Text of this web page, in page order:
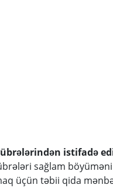
istifadə
sağlam böyüməni
üçün təbii qida